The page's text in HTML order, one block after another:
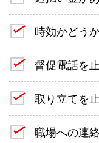
時効かどう
督促電話を
取り立てを
職場への連